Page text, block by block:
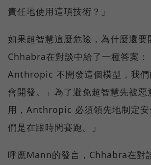
責任地使用這項技術？」
如果超智慧這麼危險，為什麼還要
Chhabra在對談中給了一種答案：
Anthropic 不開發這個模型，我們
會開發。」為了避免超智慧先被惡
用，Anthropic 必須領先地制定安
們是在跟時間賽跑。」
呼應Mann的發言，Chhabra在對